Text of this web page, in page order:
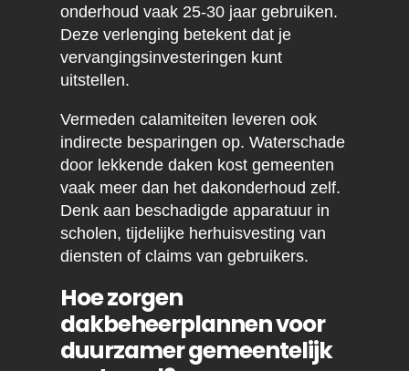
onderhoud vaak 25-30 jaar gebruiken.
Deze verlenging betekent dat je
vervangingsinvesteringen kunt
uitstellen.
Vermeden calamiteiten leveren ook
indirecte besparingen op. Waterschade
door lekkende daken kost gemeenten
vaak meer dan het dakonderhoud zelf.
Denk aan beschadigde apparatuur in
scholen, tijdelijke herhuisvesting van
diensten of claims van gebruikers.
Hoe zorgen
dakbeheerplannen voor
duurzamer gemeentelijk